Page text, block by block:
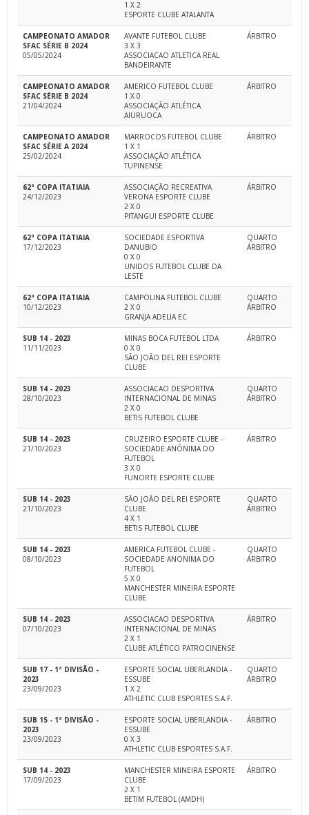
1 X 2
ESPORTE CLUBE ATALANTA
CAMPEONATO AMADOR
SFAC SÉRIE B 2024
05/05/2024
AVANTE FUTEBOL CLUBE
3 X 3
ASSOCIACAO ATLETICA REAL
BANDEIRANTE
ÁRBITRO
CAMPEONATO AMADOR
SFAC SÉRIE B 2024
21/04/2024
AMERICO FUTEBOL CLUBE
1 X 0
ASSOCIAÇÃO ATLÉTICA
AIURUOCA
ÁRBITRO
CAMPEONATO AMADOR
SFAC SÉRIE A 2024
25/02/2024
MARROCOS FUTEBOL CLUBE
1 X 1
ASSOCIAÇÃO ATLÉTICA
TUPINENSE
ÁRBITRO
62ª COPA ITATIAIA
24/12/2023
ASSOCIAÇÃO RECREATIVA
VERONA ESPORTE CLUBE
2 X 0
PITANGUI ESPORTE CLUBE
ÁRBITRO
62ª COPA ITATIAIA
17/12/2023
SOCIEDADE ESPORTIVA
DANUBIO
0 X 0
UNIDOS FUTEBOL CLUBE DA
LESTE
QUARTO
ÁRBITRO
62ª COPA ITATIAIA
10/12/2023
CAMPOLINA FUTEBOL CLUBE
2 X 0
GRANJA ADELIA EC
QUARTO
ÁRBITRO
SUB 14 - 2023
11/11/2023
MINAS BOCA FUTEBOL LTDA
0 X 0
SÃO JOÃO DEL REI ESPORTE
CLUBE
ÁRBITRO
SUB 14 - 2023
28/10/2023
ASSOCIACAO DESPORTIVA
INTERNACIONAL DE MINAS
2 X 0
BETIS FUTEBOL CLUBE
QUARTO
ÁRBITRO
SUB 14 - 2023
21/10/2023
CRUZEIRO ESPORTE CLUBE -
SOCIEDADE ANÔNIMA DO
FUTEBOL
3 X 0
FUNORTE ESPORTE CLUBE
ÁRBITRO
SUB 14 - 2023
21/10/2023
SÃO JOÃO DEL REI ESPORTE
CLUBE
4 X 1
BETIS FUTEBOL CLUBE
QUARTO
ÁRBITRO
SUB 14 - 2023
08/10/2023
AMERICA FUTEBOL CLUBE -
SOCIEDADE ANONIMA DO
FUTEBOL
5 X 0
MANCHESTER MINEIRA ESPORTE
CLUBE
QUARTO
ÁRBITRO
SUB 14 - 2023
07/10/2023
ASSOCIACAO DESPORTIVA
INTERNACIONAL DE MINAS
2 X 1
CLUBE ATLÉTICO PATROCINENSE
ÁRBITRO
SUB 17 - 1ª DIVISÃO -
2023
23/09/2023
ESPORTE SOCIAL UBERLANDIA -
ESSUBE
1 X 2
ATHLETIC CLUB ESPORTES S.A.F.
QUARTO
ÁRBITRO
SUB 15 - 1ª DIVISÃO -
2023
23/09/2023
ESPORTE SOCIAL UBERLANDIA -
ESSUBE
0 X 3
ATHLETIC CLUB ESPORTES S.A.F.
ÁRBITRO
SUB 14 - 2023
17/09/2023
MANCHESTER MINEIRA ESPORTE
CLUBE
2 X 1
BETIM FUTEBOL (AMDH)
ÁRBITRO